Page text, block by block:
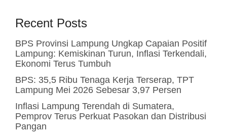
Recent Posts
BPS Provinsi Lampung Ungkap Capaian Positif
Lampung: Kemiskinan Turun, Inflasi Terkendali,
Ekonomi Terus Tumbuh
BPS: 35,5 Ribu Tenaga Kerja Terserap, TPT
Lampung Mei 2026 Sebesar 3,97 Persen
Inflasi Lampung Terendah di Sumatera,
Pemprov Terus Perkuat Pasokan dan Distribusi
Pangan